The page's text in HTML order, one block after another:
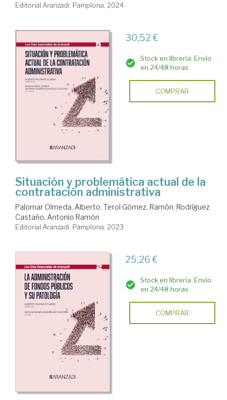
Editorial Aranzadi. Pamplona, 2024
30,52 €
Stock en librería. Envío
en 24/48 horas
COMPRAR
Situación y problemática actual de la
contratación administrativa
Palomar Olmeda, Alberto; Terol Gómez, Ramón; Rodríguez
Castaño, Antonio Ramón
Editorial Aranzadi. Pamplona, 2023
25,26 €
Stock en librería. Envío
en 24/48 horas
COMPRAR